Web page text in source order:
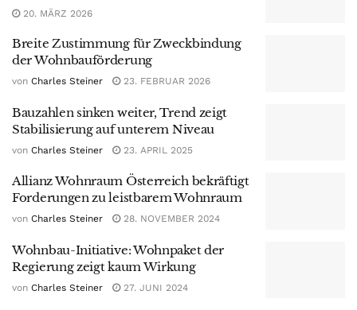
20. MÄRZ 2026
Breite Zustimmung für Zweckbindung
der Wohnbauförderung
von Charles Steiner 23. FEBRUAR 2026
Bauzahlen sinken weiter, Trend zeigt
Stabilisierung auf unterem Niveau
von Charles Steiner 23. APRIL 2025
Allianz Wohnraum Österreich bekräftigt
Forderungen zu leistbarem Wohnraum
von Charles Steiner 28. NOVEMBER 2024
Wohnbau-Initiative: Wohnpaket der
Regierung zeigt kaum Wirkung
von Charles Steiner 27. JUNI 2024